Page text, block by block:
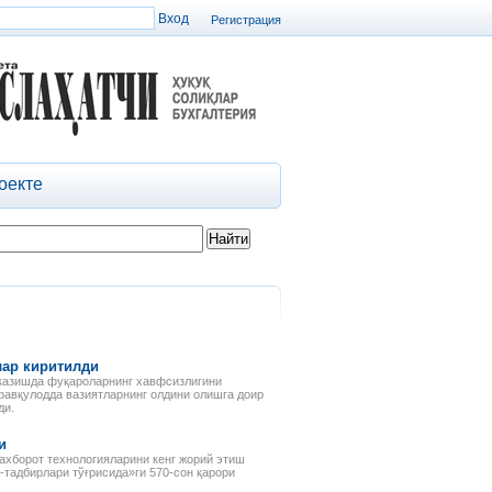
Регистрация
киритилди
фуқароларнинг хавфсизлигини
вазиятларнинг олдини олишга доир
технологияларини кенг жорий этиш
тўғрисида»ги 570-сон қарори